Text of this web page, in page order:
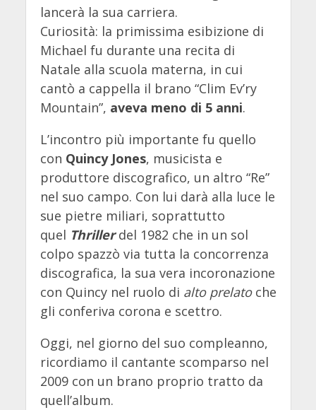
lancerà la sua carriera.
Curiosità: la primissima esibizione di
Michael fu durante una recita di
Natale alla scuola materna, in cui
cantò a cappella il brano “Clim Ev’ry
Mountain”, aveva meno di 5 anni.
L’incontro più importante fu quello
con Quincy Jones, musicista e
produttore discografico, un altro “Re”
nel suo campo. Con lui darà alla luce le
sue pietre miliari, soprattutto
quel Thrillerdel 1982 che in un sol
colpo spazzò via tutta la concorrenza
discografica, la sua vera incoronazione
con Quincy nel ruolo di alto prelatoche
gli conferiva corona e scettro.
Oggi, nel giorno del suo compleanno,
ricordiamo il cantante scomparso nel
2009 con un brano proprio tratto da
quell’album.